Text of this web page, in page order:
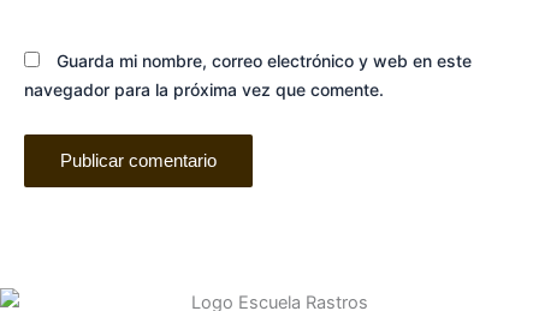
Guarda mi nombre, correo electrónico y web en este
navegador para la próxima vez que comente.